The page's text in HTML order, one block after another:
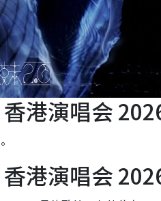
港演唱会
港演唱会